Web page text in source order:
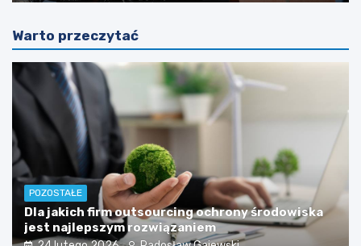
Warto przeczytać
POZOSTAŁE
Dla jakich firm outsourcing ochrony środowiska
jest najlepszym rozwiązaniem